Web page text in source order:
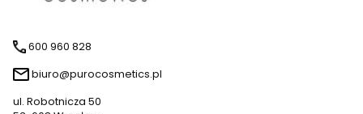
600 960 828
biuro@purocosmetics.pl
ul. Robotnicza 50